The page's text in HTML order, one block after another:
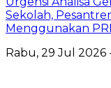
Sekolah,
Menggunakan
Rabu, 29 Jul 2026